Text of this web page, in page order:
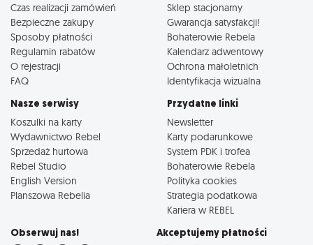
Czas realizacji zamówień
Bezpieczne zakupy
Sposoby płatności
Regulamin rabatów
O rejestracji
FAQ
Sklep stacjonarny
Gwarancja satysfakcji!
Bohaterowie Rebela
Kalendarz adwentowy
Ochrona małoletnich
Identyfikacja wizualna
Nasze serwisy
Koszulki na karty
Wydawnictwo Rebel
Sprzedaż hurtowa
Rebel Studio
English Version
Planszowa Rebelia
Przydatne linki
Newsletter
Karty podarunkowe
System PDK i trofea
Bohaterowie Rebela
Polityka cookies
Strategia podatkowa
Kariera w REBEL
Obserwuj nas! Akceptujemy płatności